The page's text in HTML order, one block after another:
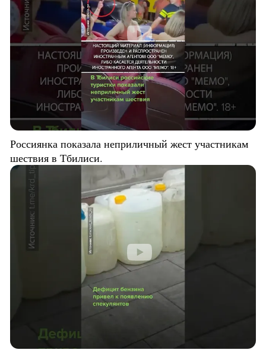
Россиянка показала неприличный жест участникам
шествия в Тбилиси.